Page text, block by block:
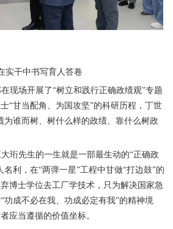
实干中书写育人答卷
现场开展了“树立和践行正确政绩观”专题
“甘当配角、为国攻坚”的科研历程，丁世
为谁而树、树什么样的政绩、靠什么树政
珩先生的一生就是一部最生动的“正确政
利，在“两弹一星”工程中甘做“打边鼓”的
博士学位去工厂学技术，只为解决国家急
功成不必在我、功成必定有我”的精神境
应当遵循的价值坐标。